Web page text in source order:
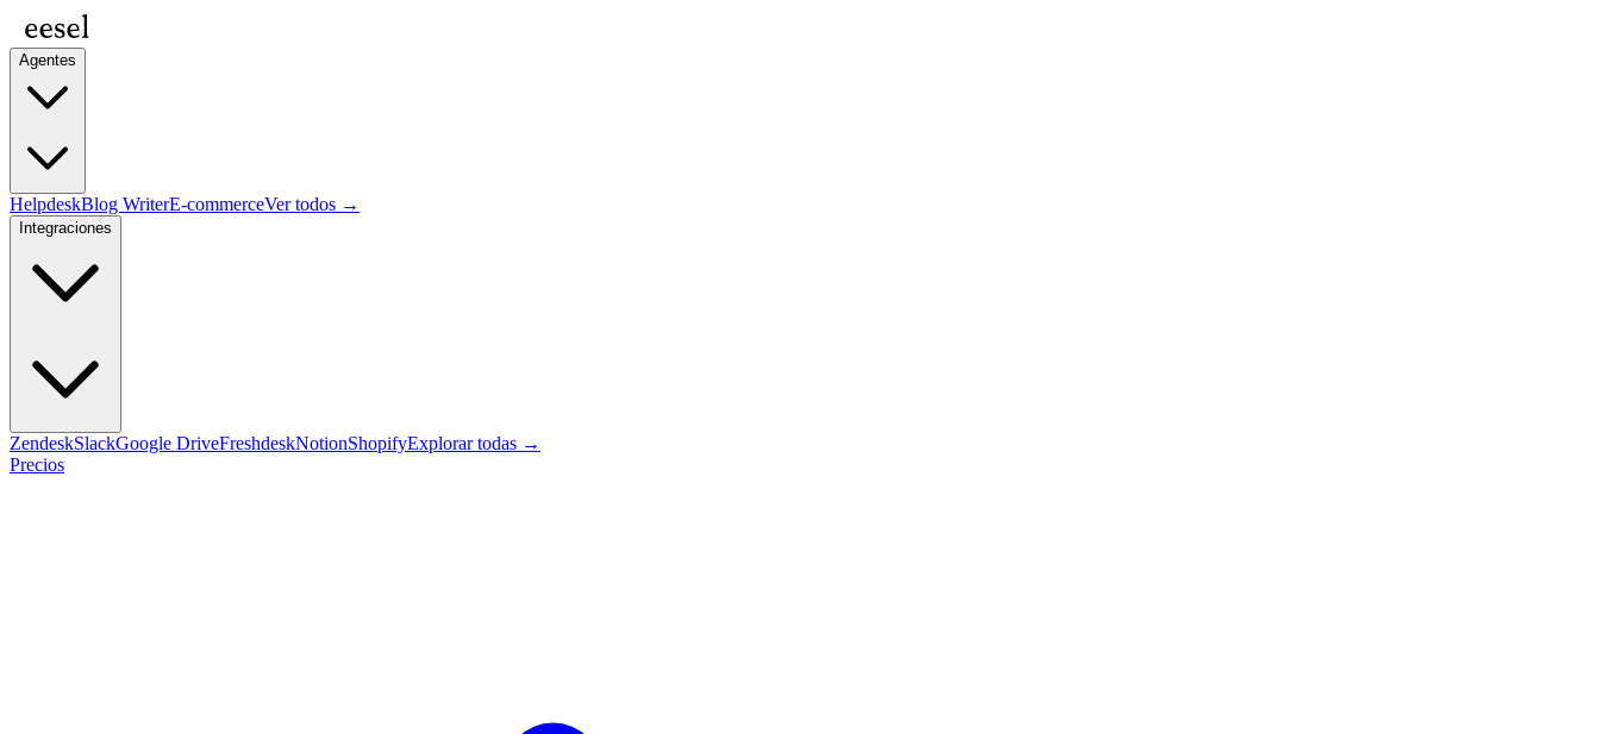
Agentes
HelpdeskBlog WriterE-commerceVer todos →
Integraciones
ZendeskSlackGoogle DriveFreshdeskNotionShopifyExplorar todas →
Precios